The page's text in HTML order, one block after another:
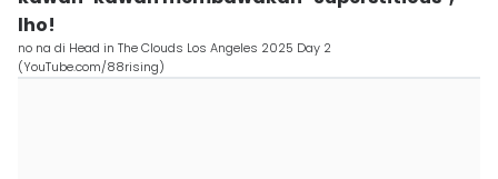
lho!
no na di Head in The Clouds Los Angeles 2025 Day 2
(YouTube.com/88rising)